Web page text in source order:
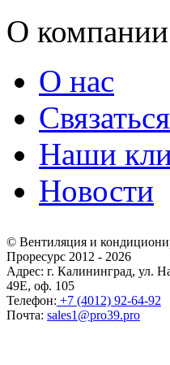
О компании
О нас
Наши
Новости
© Вентиляция и
Проресурс 2012 - 2026
Адрес: г. Калининград, ул.
49Е, оф. 105
Телефон: +7 (4012) 92-64-92
Почта: sales1@pro39.pro